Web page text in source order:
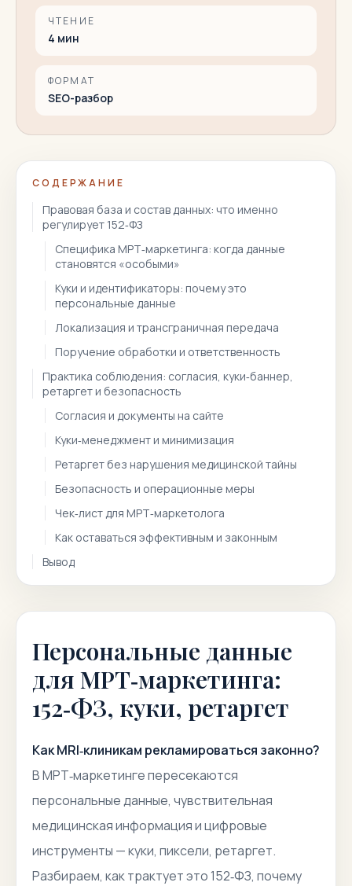
ЧТЕНИЕ
4 мин
ФОРМАТ
SEO-разбор
СОДЕРЖАНИЕ
Правовая база и состав данных: что именно
регулирует 152‑ФЗ
Специфика МРТ‑маркетинга: когда данные
становятся «особыми»
Куки и идентификаторы: почему это
персональные данные
Локализация и трансграничная передача
Поручение обработки и ответственность
Практика соблюдения: согласия, куки‑баннер,
ретаргет и безопасность
Согласия и документы на сайте
Куки‑менеджмент и минимизация
Ретаргет без нарушения медицинской тайны
Безопасность и операционные меры
Чек‑лист для МРТ‑маркетолога
Как оставаться эффективным и законным
Вывод
Персональные данные
для МРТ‑маркетинга:
152‑ФЗ, куки, ретаргет
Как MRI‑клиникам рекламироваться законно?
В МРТ‑маркетинге пересекаются
персональные данные, чувствительная
медицинская информация и цифровые
инструменты — куки, пиксели, ретаргет.
Разбираем, как трактует это 152‑ФЗ, почему